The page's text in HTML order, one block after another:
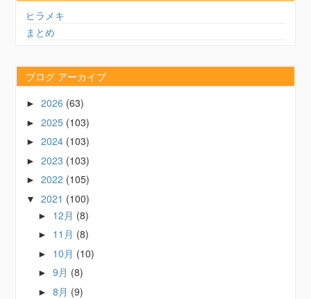
ヒラメキ
まとめ
ブログ アーカイブ
►2026 (63)
►2025 (103)
►2024 (103)
►2023 (103)
►2022 (105)
▼2021 (100)
► 12月 (8)
► 11月 (8)
► 10月 (10)
►9月 (8)
►8月 (9)